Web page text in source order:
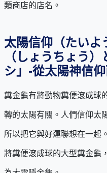
類商店的店名。
太陽信仰（たいよ
（しょうちょう
シ」-從太陽神信
糞金龜有將動物糞便滾成球
轉的太陽有關。人們信仰太
所以把它與好運聯想在一起
將糞便滾成球的大型糞金龜